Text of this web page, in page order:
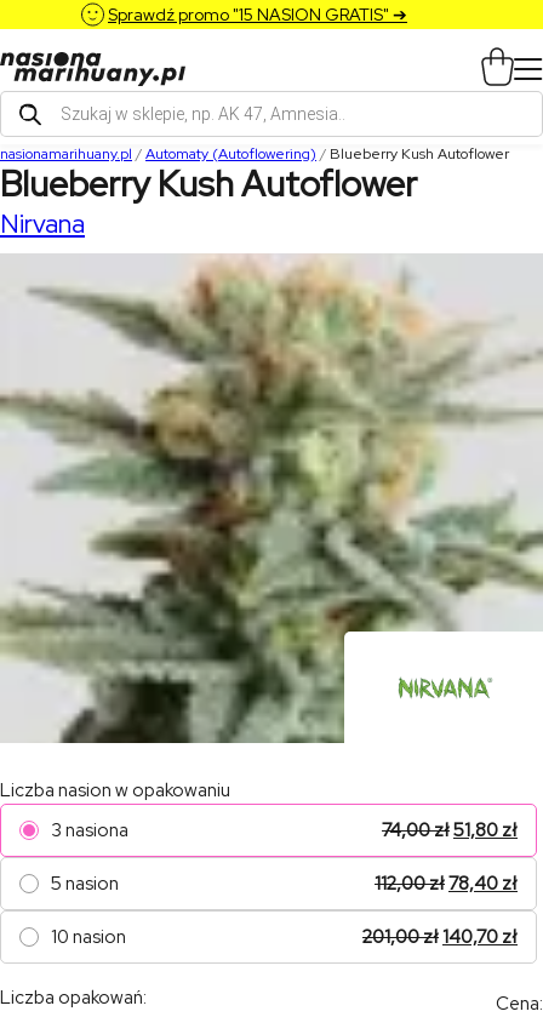
Sprawdź promo "15 NASION GRATIS" ➔
Wyszukiwarka
produktów
nasionamarihuany.pl /Automaty (Autoflowering) / Blueberry Kush Autoflower
Blueberry Kush Autoflower
Nirvana
Liczba nasion w opakowaniu
3 nasiona
74,00zł51,80 zł
5 nasion 112,00zł78,40 zł
10 nasion 201,00zł140,70 zł
Liczba opakowań:
Cena: